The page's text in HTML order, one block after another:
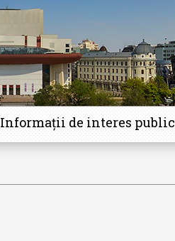
Informații de interes public